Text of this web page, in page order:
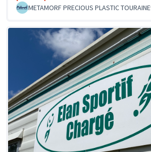
METAMORF PRECIOUS PLASTIC TOURAINE